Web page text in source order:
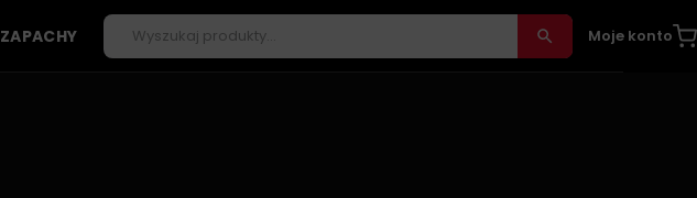
ZAPACHY Moje konto